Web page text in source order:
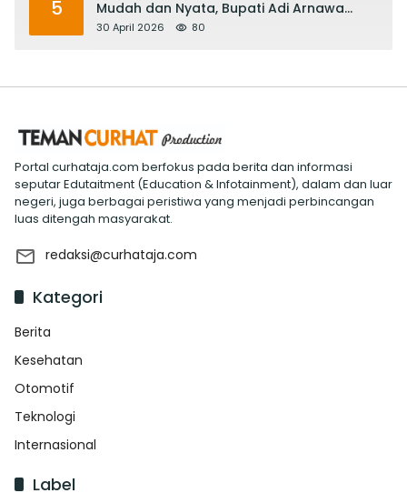
5
Mudah dan Nyata, Bupati Adi Arnawa
Evaluasi ‘Mantap Nak Badung’
30 April 2026 80
Portal curhataja.com berfokus pada berita dan informasi
seputar Edutaitment (Education & Infotainment), dalam dan luar
negeri, juga berbagai peristiwa yang menjadi perbincangan
luas ditengah masyarakat.
redaksi@curhataja.com
Kategori
Berita
Kesehatan
Otomotif
Teknologi
Internasional
Label